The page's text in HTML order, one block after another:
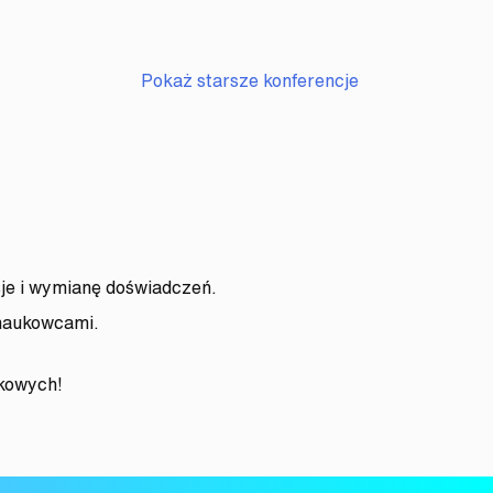
wyższym – przygotowanie instytucji do wydawania
wyższym – przygotowanie instytucji do
do e‑Dyplomów: dokumentacja, środowiska,
w szkolnictwie wyższym: jak przygotować instytucję na
Pokaż starsze konferencje
i wymianę doświadczeń.